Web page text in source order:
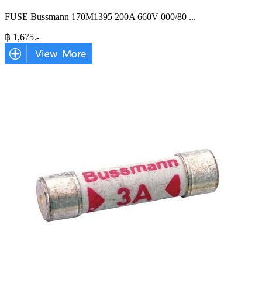
FUSE Bussmann 170M1395 200A 660V 000/80 ...
฿ 1,675.-